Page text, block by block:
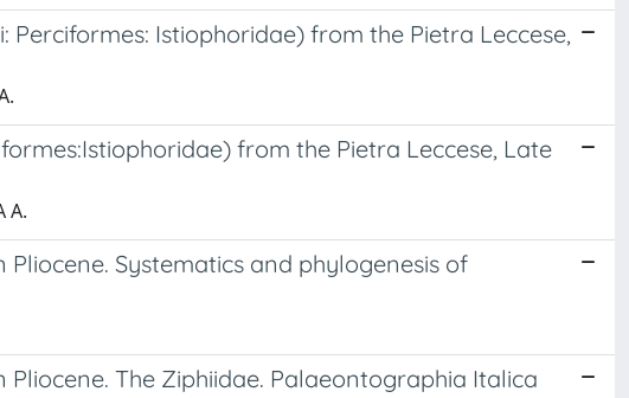
Perciformes: Istiophoridae) from the Pietra Leccese,
from the Pietra Leccese, Late
A.
Systematics and phylogenesis of
The Ziphiidae. Palaeontographia Italica